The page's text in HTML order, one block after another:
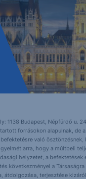
1138 Budapest, Népfürdő u.
forrásokon alapulnak, de
való
arra, hogy a múltbeli
helyzetet, a
következményei a
terjesztése